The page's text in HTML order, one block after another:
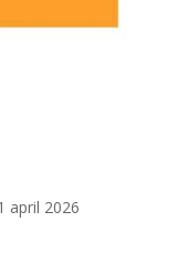
april 2026